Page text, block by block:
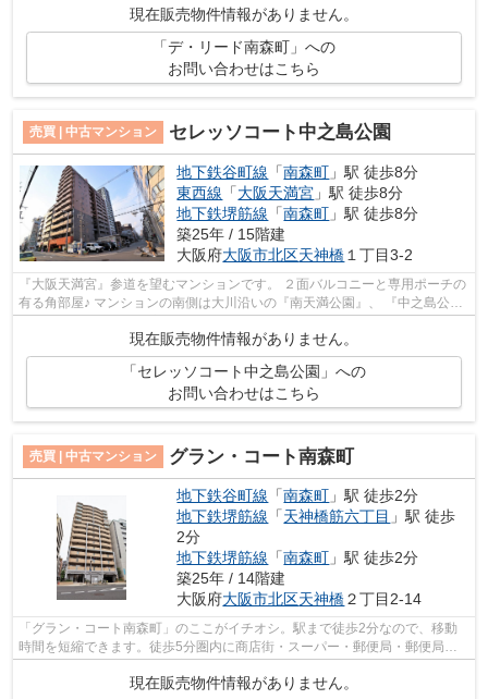
現在販売物件情報がありません。
「デ・リード南森町」への
お問い合わせはこちら
売買 | 中古マンション セレッソコート中之島公園
地下鉄谷町線 「南森町 」駅 徒歩8分
東西線 「大阪天満宮 」駅 徒歩8分
地下鉄堺筋線 「南森町 」駅 徒歩8分
築25年 / 15階建
大阪府大阪市北区天神橋 １丁目3-2
『大阪天満宮』参道を望むマンションです。 ２面バルコニーと専用ポーチの
有る角部屋♪ マンションの南側は大川沿いの『南天満公園』、 『中之島公
現在販売物件情報がありません。
「セレッソコート中之島公園」への
お問い合わせはこちら
売買 | 中古マンション グラン・コート南森町
地下鉄谷町線 「南森町 」駅 徒歩2分
地下鉄堺筋線 「天神橋筋六丁目 」駅 徒歩
2分
地下鉄堺筋線 「南森町 」駅 徒歩2分
築25年 / 14階建
大阪府大阪市北区天神橋２丁目2-14
「グラン・コート南森町」のここがイチオシ。駅まで徒歩2分なので、移動
時間を短縮できます。徒歩5分圏内に商店街・スーパー・郵便局・郵便局等
がそろう便利な立地。不動産のことなら...
現在販売物件情報がありません。